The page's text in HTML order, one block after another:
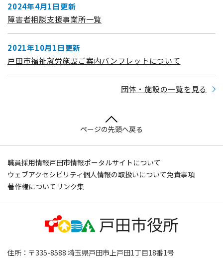
2024年4月1日更新
障害者相談支援事業所一覧
2021年10月1日更新
戸田市福祉就労施設ご案内パンフレットについて
団体・施設の一覧を見る
ページの先頭へ戻る
職員採用情報戸田市情報ポータルサイトについて
ウェブアクセシビリティ個人情報の取扱いについて免責事項
著作権について リンク集
住所：〒335-8588 埼玉県戸田市上戸田1丁目18番1号